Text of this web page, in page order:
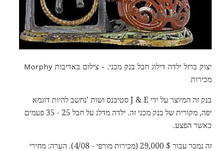
יצוק ברזל ילדה דילוג חבל בנק מכני. - צילום באדיבות Morphy
מכירות
בנק זה המיוצר על ידי J & E סטיבנס ושות 'נחשב להיות דוגמא
יפה, מקורית של בנק מכני זה. ילדה מדלג על חבל 25 - 35 פעמים
כאשר הפצע.
זה נמכר עבור $ 29,000 (מכירות מורפי - 4/08). הערה: מחירי